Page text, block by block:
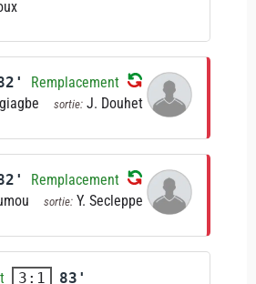
Remplacement
sortie: J. Douhet
Remplacement
sortie: Y. Secleppe
3:1
83'